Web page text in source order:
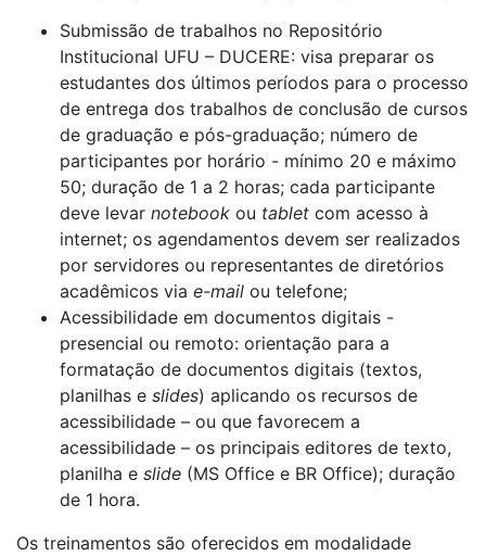
Submissão de trabalhos no Repositório
Institucional UFU – DUCERE: visa preparar os
estudantes dos últimos períodos para o processo
de entrega dos trabalhos de conclusão de cursos
de graduação e pós-graduação; número de
participantes por horário - mínimo 20 e máximo
50; duração de 1 a 2 horas; cada participante
deve levar notebook ou tablet com acesso à
internet; os agendamentos devem ser realizados
por servidores ou representantes de diretórios
acadêmicos via e-mail ou telefone;
Acessibilidade em documentos digitais -
presencial ou remoto: orientação para a
formatação de documentos digitais (textos,
planilhas e slides) aplicando os recursos de
acessibilidade – ou que favorecem a
acessibilidade – os principais editores de texto,
planilha e slide (MS Office e BR Office); duração
de 1 hora.
Os treinamentos são oferecidos em modalidade